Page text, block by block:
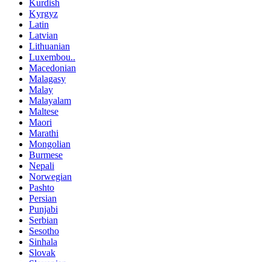
Kurdish
Kyrgyz
Latin
Latvian
Lithuanian
Luxembou..
Macedonian
Malagasy
Malay
Malayalam
Maltese
Maori
Marathi
Mongolian
Burmese
Nepali
Norwegian
Pashto
Persian
Punjabi
Serbian
Sesotho
Sinhala
Slovak